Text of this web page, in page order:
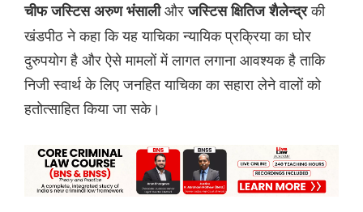
चीफ जस्टिस अरुण भंसालीऔर जस्टिस क्षितिज शैलेन्द्रकी
खंडपीठ ने कहा कि यह याचिका न्यायिक प्रक्रिया का घोर
दुरुपयोग है और ऐसे मामलों में लागत लगाना आवश्यक है ताकि
निजी स्वार्थ के लिए जनहित याचिका का सहारा लेने वालों को
हतोत्साहित किया जा सके।